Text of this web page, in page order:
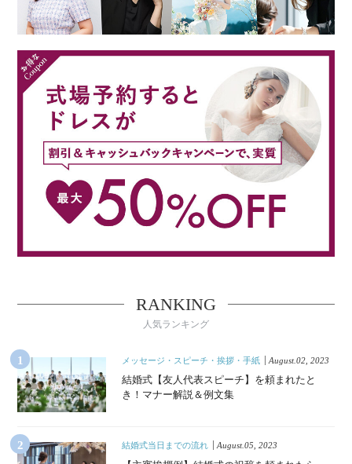
RANKING
人気ランキング
メッセージ・スピーチ・挨拶・手紙 August.02, 2023
結婚式【友人代表スピーチ】を頼まれたと
き！マナー解説＆例文集
結婚式当日までの流れ August.05, 2023